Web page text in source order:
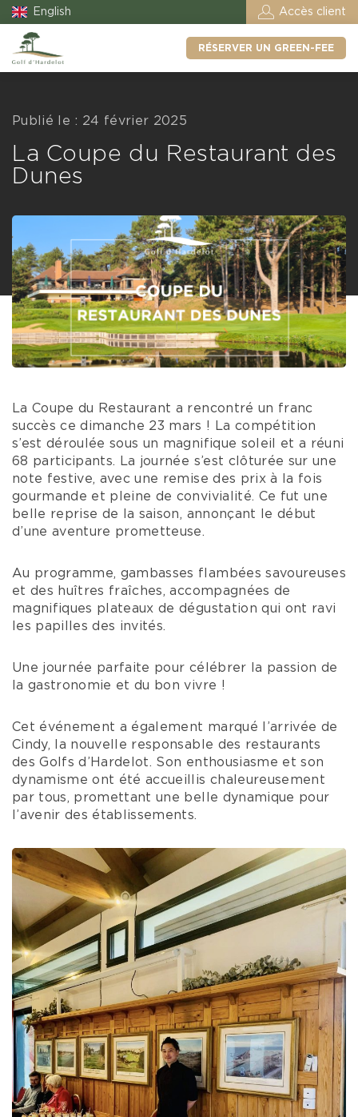
English Accès client
RÉSERVER UN GREEN-FEE
Publié le : 24 février 2025
La Coupe du Restaurant des
Dunes
La Coupe du Restaurant a rencontré un franc
succès ce dimanche 23 mars ! La compétition
s’est déroulée sous un magnifique soleil et a réuni
68 participants. La journée s’est clôturée sur une
note festive, avec une remise des prix à la fois
gourmande et pleine de convivialité. Ce fut une
belle reprise de la saison, annonçant le début
d’une aventure prometteuse.
Au programme, gambasses flambées savoureuses
et des huîtres fraîches, accompagnées de
magnifiques plateaux de dégustation qui ont ravi
les papilles des invités.
Une journée parfaite pour célébrer la passion de
la gastronomie et du bon vivre !
Cet événement a également marqué l’arrivée de
Cindy, la nouvelle responsable des restaurants
des Golfs d’Hardelot. Son enthousiasme et son
dynamisme ont été accueillis chaleureusement
par tous, promettant une belle dynamique pour
l’avenir des établissements.